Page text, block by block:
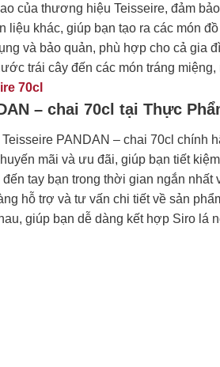
của thương hiệu Teisseire, đảm
khác, giúp bạn tạo ra các món
và bảo quản, phù hợp cho cả gia
trái cây đến các món tráng
70cl
– chai 70cl tại Thực
PANDAN – chai 70cl chính
mãi và ưu đãi, giúp bạn tiết
tay bạn trong thời gian ngắn nhất
hỗ trợ và tư vấn chi tiết về sản
giúp bạn dễ dàng kết hợp Siro lá